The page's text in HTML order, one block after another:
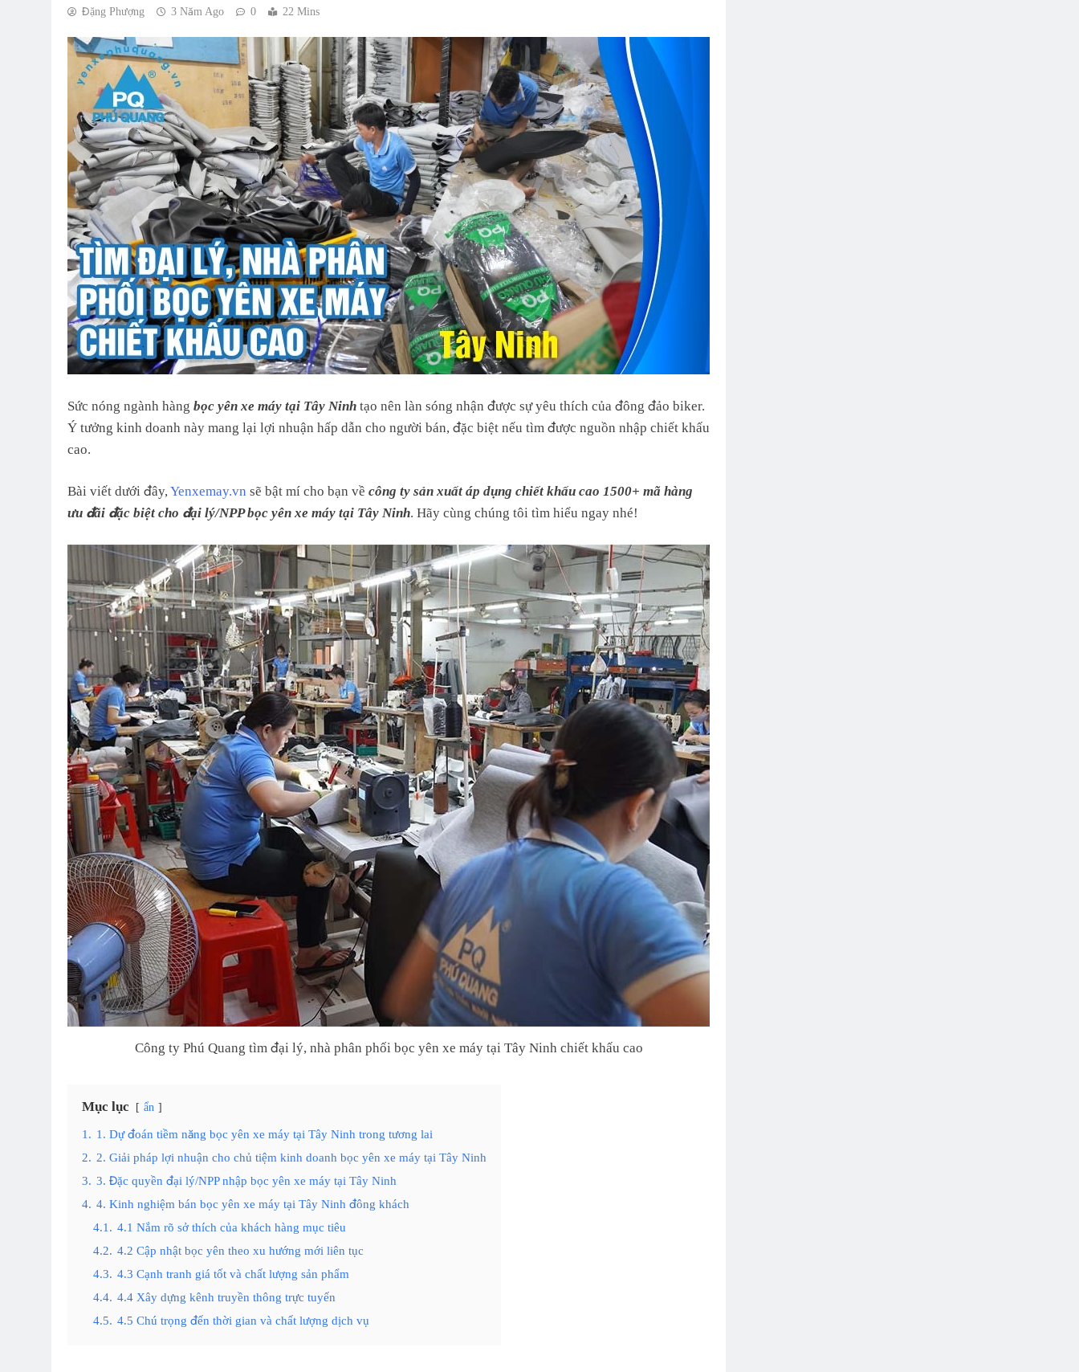
Đặng Phượng 3 Năm Ago 0 22 Mins
Sức nóng ngành hàng bọc yên xe máy tại Tây Ninh tạo nên làn sóng nhận được sự yêu thích của đông đảo biker.
Ý tưởng kinh doanh này mang lại lợi nhuận hấp dẫn cho người bán, đặc biệt nếu tìm được nguồn nhập chiết khấu
cao.
Bài viết dưới đây, Yenxemay.vn sẽ bật mí cho bạn về công ty sản xuất áp dụng chiết khấu cao 1500+ mã hàng
ưu đãi đặc biệt cho đại lý/NPP bọc yên xe máy tại Tây Ninh. Hãy cùng chúng tôi tìm hiểu ngay nhé!
Công ty Phú Quang tìm đại lý, nhà phân phối bọc yên xe máy tại Tây Ninh chiết khấu cao
Mục lục ẩn
1. 1. Dự đoán tiềm năng bọc yên xe máy tại Tây Ninh trong tương lai
2. 2. Giải pháp lợi nhuận cho chủ tiệm kinh doanh bọc yên xe máy tại Tây Ninh
3. 3. Đặc quyền đại lý/NPP nhập bọc yên xe máy tại Tây Ninh
4. 4. Kinh nghiệm bán bọc yên xe máy tại Tây Ninh đông khách
4.1. 4.1 Nắm rõ sở thích của khách hàng mục tiêu
4.2. 4.2 Cập nhật bọc yên theo xu hướng mới liên tục
4.3. 4.3 Cạnh tranh giá tốt và chất lượng sản phẩm
4.4. 4.4 Xây dựng kênh truyền thông trực tuyến
4.5. 4.5 Chú trọng đến thời gian và chất lượng dịch vụ